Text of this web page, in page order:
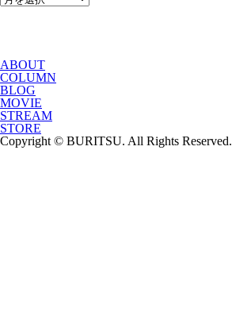
ABOUT
COLUMN
BLOG
MOVIE
STREAM
STORE
Copyright © BURITSU. All Rights Reserved.